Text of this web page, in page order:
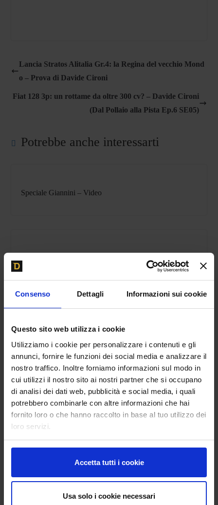
Consenso Dettagli Informazioni sui cookie
Questo sito web utilizza i cookie
Utilizziamo i cookie per personalizzare i contenuti e gli
annunci, fornire le funzioni dei social media e analizzare il
nostro traffico. Inoltre forniamo informazioni sul modo in
cui utilizzi il nostro sito ai nostri partner che si occupano
di analisi dei dati web, pubblicità e social media, i quali
potrebbero combinarle con altre informazioni che hai
fornito loro o che hanno raccolto in base al tuo utilizzo dei
loro servizi.
Accetta tutti i cookie
Usa solo i cookie necessari
Lancia Stratos Alitalia Gr.4: la Regina del vecchio Mond
o – Prova di Davide Cironi
Fiat 128 3p: un rottame da oltre 300 cv? – Davide Cironi
(Dal Pollaio alla Pista Ep.6 SE05)
Potrebbe anche interessarti
Speciale Giannini – Video
VIDEO: L’incidente della Escort Cosworth di Bulldozer
Speciale Bugatti Corse – Le uniche due EB110 da
competizione mai esistite
Villeneuve in Ferrari